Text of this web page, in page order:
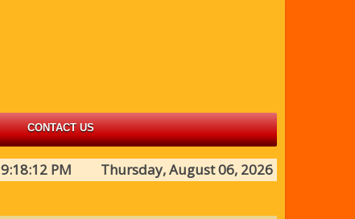
CONTACT US
9:18:12 PM Thursday, August 06, 2026